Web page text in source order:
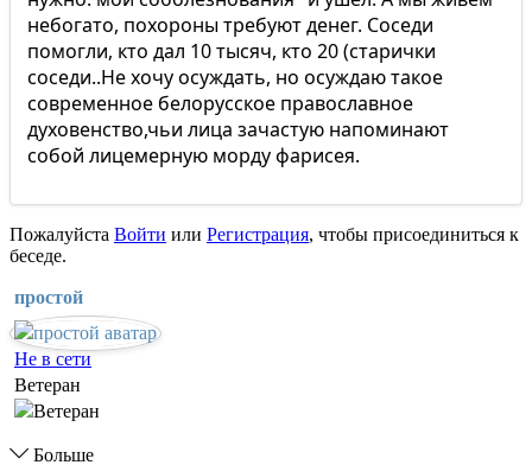
небогато, похороны требуют денег. Соседи
помогли, кто дал 10 тысяч, кто 20 (старички
соседи..Не хочу осуждать, но осуждаю такое
современное белорусское православное
духовенство,чьи лица зачастую напоминают
собой лицемерную морду фарисея.
Пожалуйста Войти или Регистрация, чтобы присоединиться к
беседе.
простой
Не в сети
Ветеран
Больше